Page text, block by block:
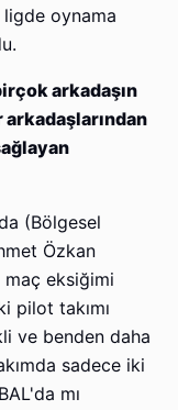
oynama
arkadaşın
(Bölgesel
Özkan
maç eksiğimi
pilot takımı
ve benden daha
sadece iki
mı